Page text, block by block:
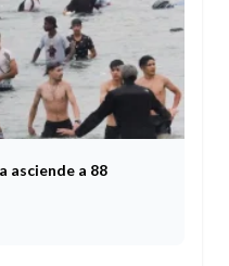
asciende a 88